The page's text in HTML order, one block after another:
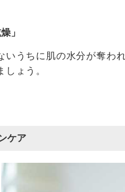
」
いうちに肌の水分が奪わ
ょう。
ケア